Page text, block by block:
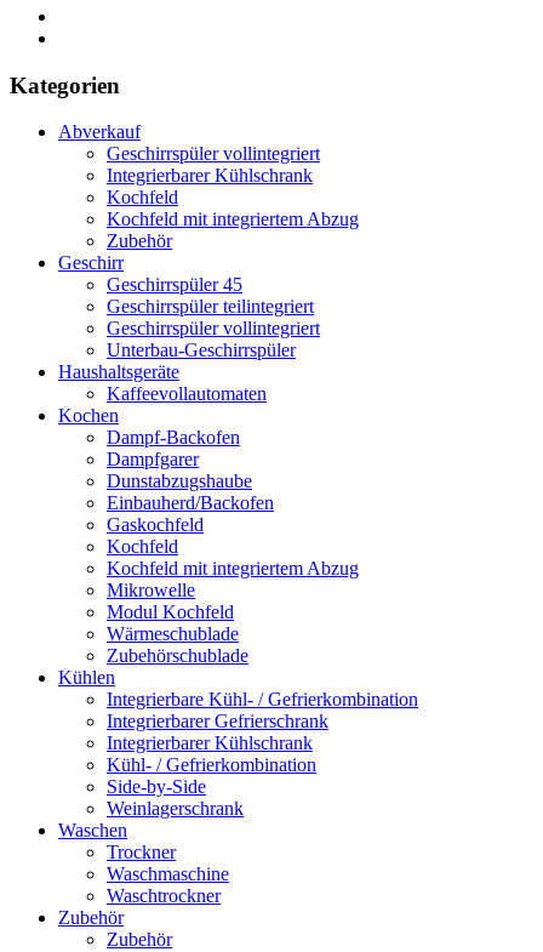
Kategorien
Abverkauf
Geschirrspüler vollintegriert
Integrierbarer Kühlschrank
Kochfeld
Kochfeld mit integriertem Abzug
Zubehör
Geschirr
Geschirrspüler 45
Geschirrspüler teilintegriert
Geschirrspüler vollintegriert
Unterbau-Geschirrspüler
Haushaltsgeräte
Kaffeevollautomaten
Kochen
Dampf-Backofen
Dampfgarer
Dunstabzugshaube
Einbauherd/Backofen
Gaskochfeld
Kochfeld
Kochfeld mit integriertem Abzug
Mikrowelle
Modul Kochfeld
Wärmeschublade
Zubehörschublade
Kühlen
Integrierbare Kühl- / Gefrierkombination
Integrierbarer Gefrierschrank
Integrierbarer Kühlschrank
Kühl- / Gefrierkombination
Side-by-Side
Weinlagerschrank
Waschen
Trockner
Waschmaschine
Waschtrockner
Zubehör
Zubehör